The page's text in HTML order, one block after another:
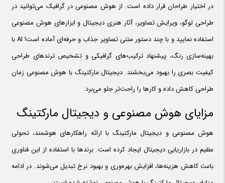
در اختیار طراحان قرار داده است. از هوش مصنوعی در گرافیک می‌توانید در
طراحی لوگو، ویرایش تصاویر، آثار هنری دیجیتال و ابزارهای هوش مصنوعی
استفاده نمایید و با چند دستور متنی تصاویر جذاب و حرفه‌ای آماده است! AI با
بهینه‌سازی رنگ، پیشنهاد ترکیب‌های گرافیکی و تشخیص ترندهای طراحی
کیفیت بصری را بهبود می‌بخشند. دیجیتال مارکتینگ با هوش مصنوعی زمان
طراحی کاهش داده و کارها را راحت‌تر جلو می‌برد.
مزایای هوش مصنوعی و دیجیتال مارکتینگ
هوش مصنوعی و دیجیتال مارکتینگ با ارائه راهکارهای هوشمند، تحولی
عظیم در بازاریابی دیجیتال ایجاد کرده است. برندها با استفاده از این فناوری
باعث کاهش هزینه‌ها، افزایش بهره‌وری و بهبود نرخ تبدیل می‌شوند. در ادامه